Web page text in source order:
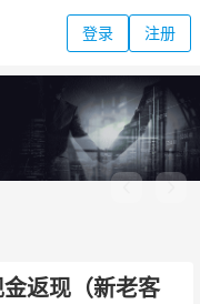
登录 注册
返现（新老客